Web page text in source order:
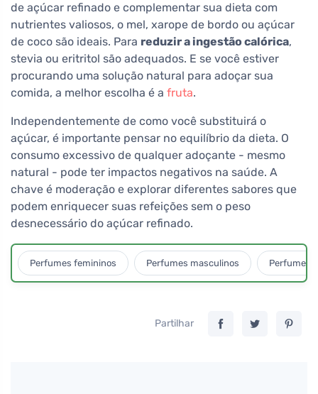
de açúcar refinado e complementar sua dieta com
nutrientes valiosos, o mel, xarope de bordo ou açúcar
de coco são ideais. Para reduzir a ingestão calórica,
stevia ou eritritol são adequados. E se você estiver
procurando uma solução natural para adoçar sua
comida, a melhor escolha é a fruta.
Independentemente de como você substituirá o
açúcar, é importante pensar no equilíbrio da dieta. O
consumo excessivo de qualquer adoçante - mesmo
natural - pode ter impactos negativos na saúde. A
chave é moderação e explorar diferentes sabores que
podem enriquecer suas refeições sem o peso
desnecessário do açúcar refinado.
Perfumes femininos Perfumes masculinos Perfumes
Partilhar